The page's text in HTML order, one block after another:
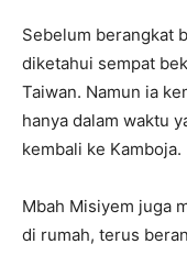
Sebelum berangkat
diketahui sempat
Taiwan. Namun ia
hanya dalam waktu
kembali ke Kamboja.
Mbah Misiyem juga
di rumah, terus